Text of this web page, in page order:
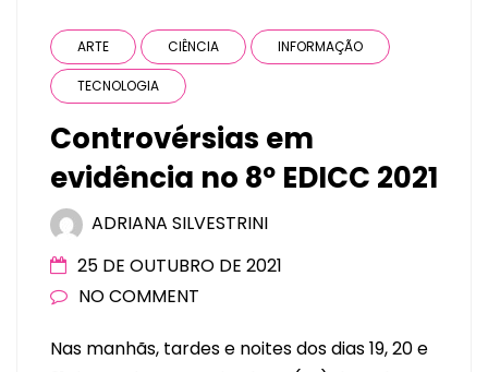
ARTE CIÊNCIA INFORMAÇÃO
TECNOLOGIA
Controvérsias em
evidência no 8º EDICC 2021
ADRIANA SILVESTRINI
25 DE OUTUBRO DE 2021
NO COMMENT
Nas manhãs, tardes e noites dos dias 19, 20 e